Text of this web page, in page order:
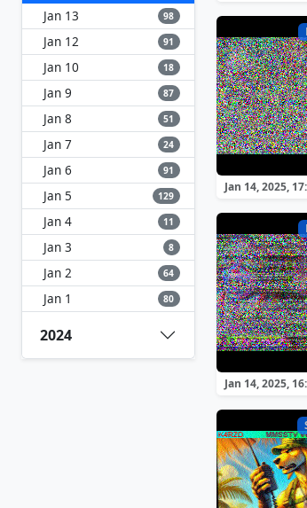
Jan 13 98
Jan 12 91
Jan 10 18
Jan 9 87
Jan 8 51
Jan 7 24
Jan 6 91
Jan 5 129
Jan 4 11
Jan 3 8
Jan 2 64
Jan 1 80
2024
Jan 14, 2025,
Jan 14, 2025,